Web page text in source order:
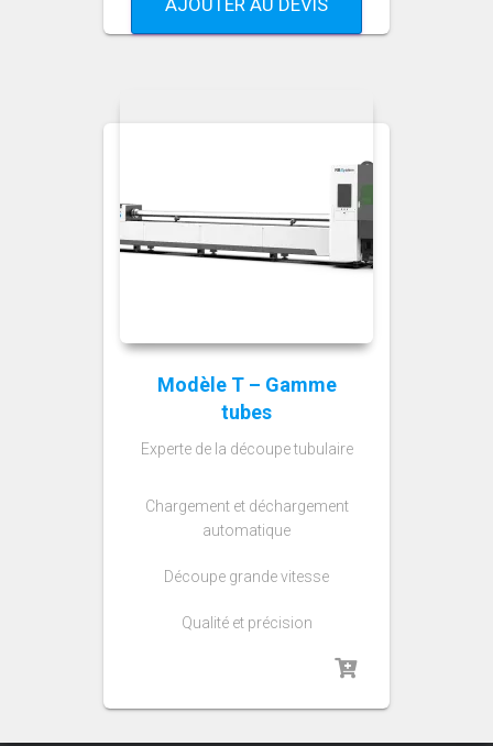
Modèle T – Gamme
tubes
Experte de la découpe tubulaire
Chargement et déchargement
automatique
Découpe grande vitesse
Qualité et précision